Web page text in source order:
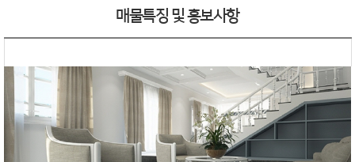
매물특징 및 홍보사항